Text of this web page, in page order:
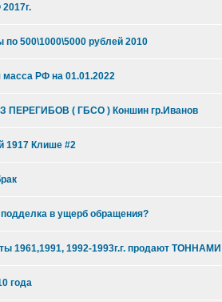
500\1000\5000 рублей 2010
РФ на 01.01.2022
ПЕРЕГИБОВ ( ГБСО ) Коншин гр.Иванов
1917 Клише #2
в ущерб обращения?
1961,1991, 1992-1993г.г. продают ТОННАМИ
года